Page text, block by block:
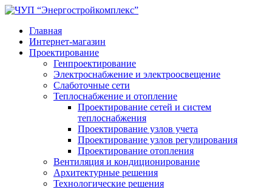
Главная
Интернет-магазин
Проектирование
Генпроектирование
Электроснабжение и электроосвещение
Слаботочные сети
Теплоснабжение и отопление
Проектирование сетей и систем
теплоснабжения
Проектирование узлов учета
Проектирование узлов регулирования
Проектирование отопления
Вентиляция и кондиционирование
Архитектурные решения
Технологические решения